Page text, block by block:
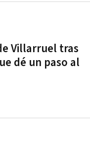
Villarruel tras
dé un paso al